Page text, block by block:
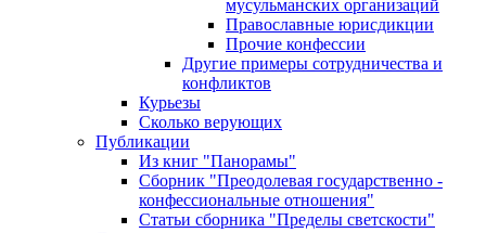
мусульманских организаций
Православные юрисдикции
Прочие конфессии
Другие примеры сотрудничества и
конфликтов
Курьезы
Сколько верующих
Публикации
Из книг "Панорамы"
Сборник "Преодолевая государственно -
конфессиональные отношения"
Статьи сборника "Пределы светскости"